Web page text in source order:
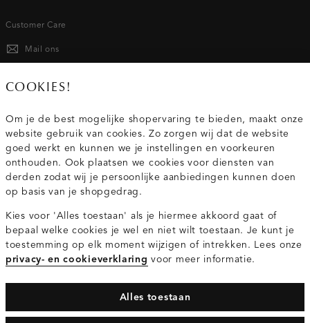
Customer Care
Mail ons
Service
Wij zijn Costes
Topcategorieën voor jou
Privacy- en cookieverklaringAlgemene Voorwaarden
COOKIES!
Om je de best mogelijke shopervaring te bieden, maakt onze
website gebruik van cookies. Zo zorgen wij dat de website
goed werkt en kunnen we je instellingen en voorkeuren
onthouden. Ook plaatsen we cookies voor diensten van
derden zodat wij je persoonlijke aanbiedingen kunnen doen
op basis van je shopgedrag.
Kies voor 'Alles toestaan' als je hiermee akkoord gaat of
bepaal welke cookies je wel en niet wilt toestaan. Je kunt je
toestemming op elk moment wijzigen of intrekken. Lees onze
privacy- en cookieverklaring voor meer informatie.
Alles toestaan